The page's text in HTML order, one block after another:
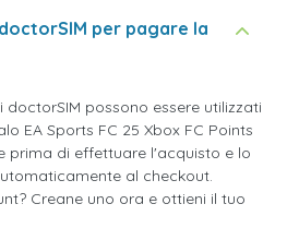
per pagare la
doctorSIM possono essere utilizzati
EA Sports FC 25 Xbox FC Points
prima di effettuare l'acquisto e lo
al checkout.
Creane uno ora e ottieni il tuo